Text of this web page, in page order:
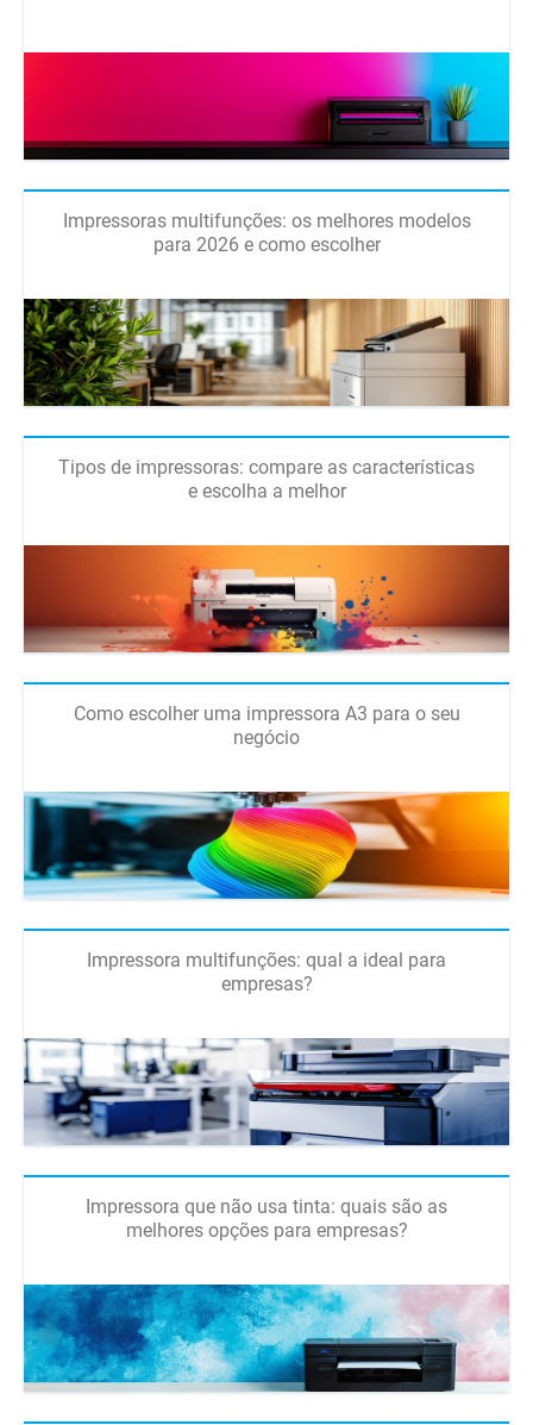
Impressoras multifunções: os melhores modelos
para 2026 e como escolher
Tipos de impressoras: compare as características
e escolha a melhor
Como escolher uma impressora A3 para o seu
negócio
Impressora multifunções: qual a ideal para
empresas?
Impressora que não usa tinta: quais são as
melhores opções para empresas?